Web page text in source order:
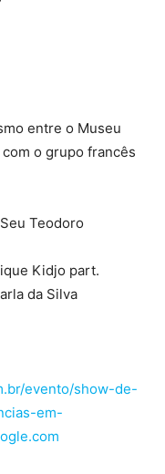
entre o Museu
o grupo francês
Teodoro
Kidjo part.
da Silva
evento/show-de-
em-